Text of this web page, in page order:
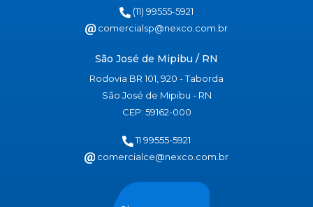
(11) 99555-5921
comercialsp@nexco.com.br
São José de Mipibu / RN
Rodovia BR 101, 920 - Taborda
São José de Mipibu - RN
CEP: 59162-000
11 99555-5921
comercialce@nexco.com.br